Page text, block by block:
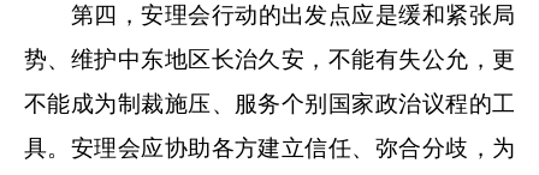
第四，安理会行动的出发点应是缓和紧张局
势、维护中东地区长治久安，不能有失公允，更
不能成为制裁施压、服务个别国家政治议程的工
具。安理会应协助各方建立信任、弥合分歧，为